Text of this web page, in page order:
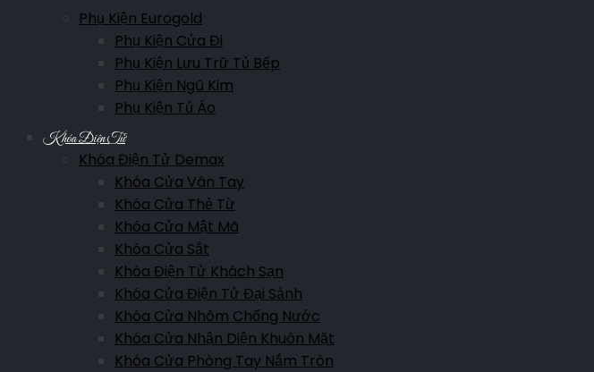
Phụ Kiện Eurogold
Phụ Kiện Cửa Đi
Phụ Kiện Lưu Trữ Tủ Bếp
Phụ Kiện Ngũ Kim
Phụ Kiện Tủ Áo
Khóa Điện Tử
Khóa Điện Tử Demax
Khóa Cửa Vân Tay
Khóa Cửa Thẻ Từ
Khóa Cửa Mật Mã
Khóa Cửa Sắt
Khóa Điện Tử Khách Sạn
Khóa Cửa Điện Tử Đại Sảnh
Khóa Cửa Nhôm Chống Nước
Khóa Cửa Nhận Diện Khuôn Mặt
Khóa Cửa Phòng Tay Nắm Tròn